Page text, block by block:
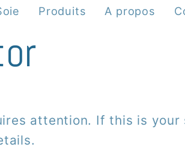
Produits A propos
attention. If this is your